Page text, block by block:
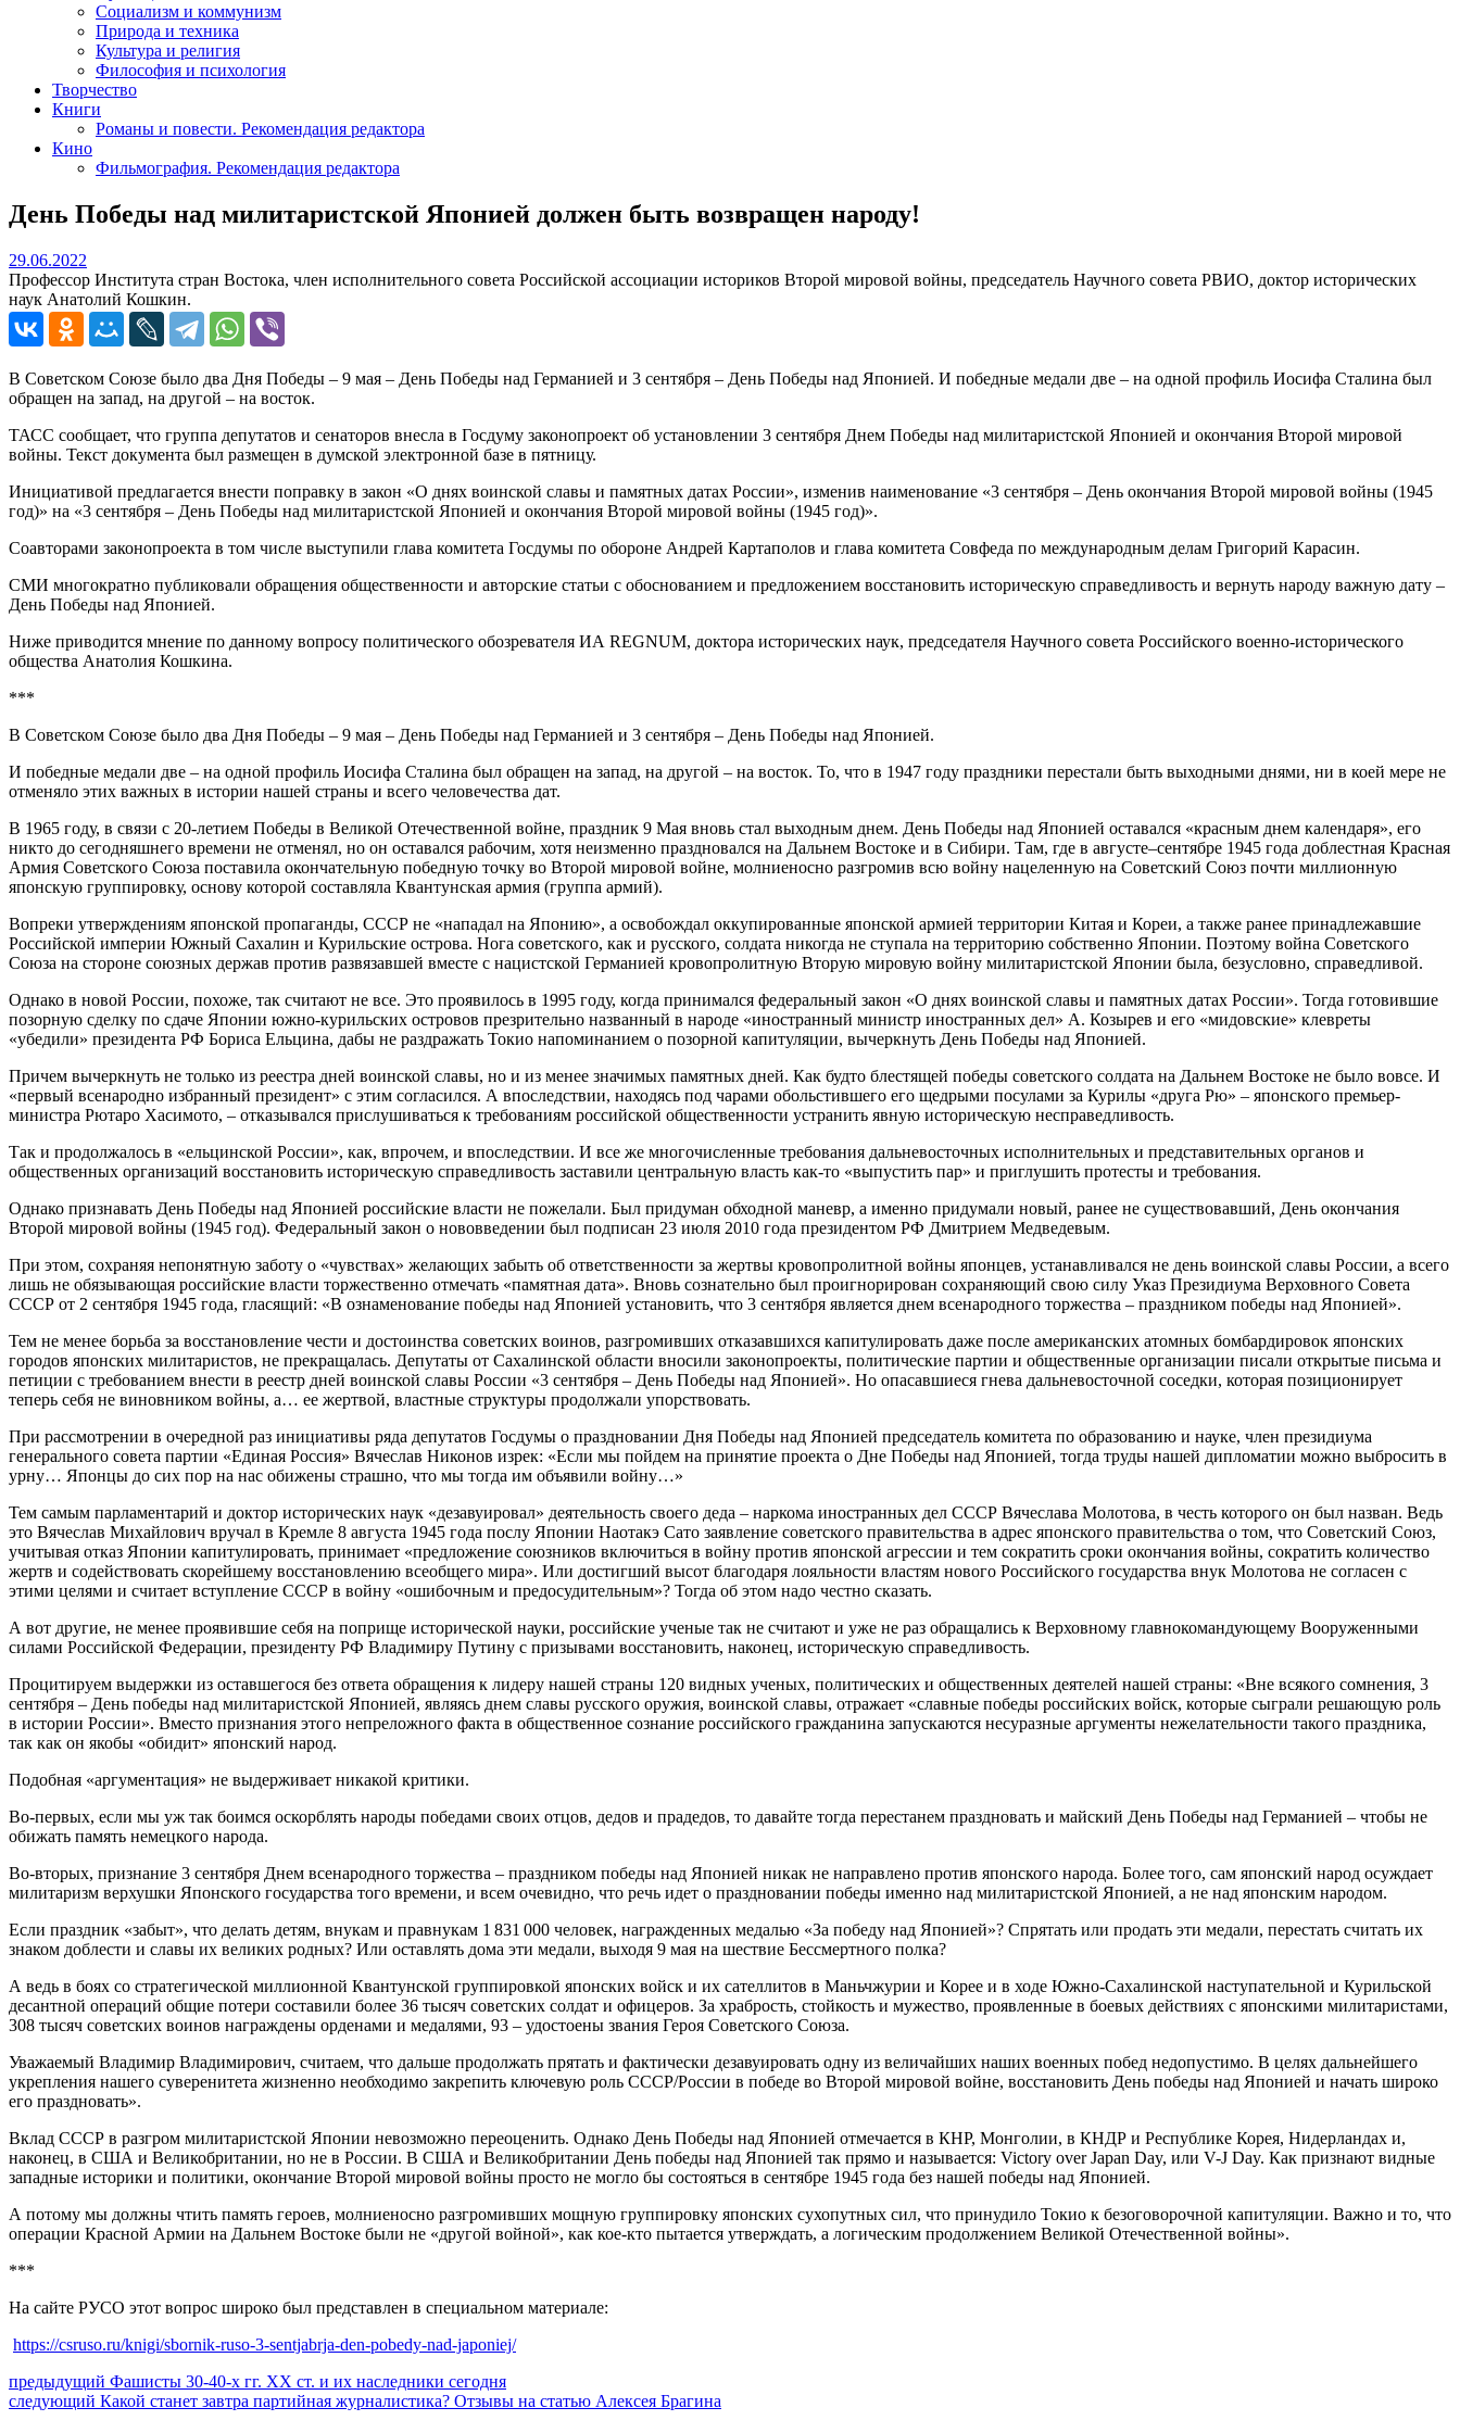
Социализм и коммунизм
Природа и техника
Культура и религия
Философия и психология
Творчество
Книги
Романы и повести. Рекомендация редактора
Кино
Фильмография. Рекомендация редактора
День Победы над милитаристской Японией должен быть возвращен народу!
29.06.2022
Профессор Института стран Востока, член исполнительного совета Российской ассоциации историков Второй мировой войны, председатель Научного совета РВИО, доктор исторических
наук Анатолий Кошкин.
В Советском Союзе было два Дня Победы – 9 мая – День Победы над Германией и 3 сентября – День Победы над Японией. И победные медали две – на одной профиль Иосифа Сталина был
обращен на запад, на другой – на восток.
ТАСС сообщает, что группа депутатов и сенаторов внесла в Госдуму законопроект об установлении 3 сентября Днем Победы над милитаристской Японией и окончания Второй мировой
войны. Текст документа был размещен в думской электронной базе в пятницу.
Инициативой предлагается внести поправку в закон «О днях воинской славы и памятных датах России», изменив наименование «3 сентября – День окончания Второй мировой войны (1945
год)» на «3 сентября – День Победы над милитаристской Японией и окончания Второй мировой войны (1945 год)».
Соавторами законопроекта в том числе выступили глава комитета Госдумы по обороне Андрей Картаполов и глава комитета Совфеда по международным делам Григорий Карасин.
СМИ многократно публиковали обращения общественности и авторские статьи с обоснованием и предложением восстановить историческую справедливость и вернуть народу важную дату –
День Победы над Японией.
Ниже приводится мнение по данному вопросу политического обозревателя ИА REGNUM, доктора исторических наук, председателя Научного совета Российского военно-исторического
общества Анатолия Кошкина.
***
В Советском Союзе было два Дня Победы – 9 мая – День Победы над Германией и 3 сентября – День Победы над Японией.
И победные медали две – на одной профиль Иосифа Сталина был обращен на запад, на другой – на восток. То, что в 1947 году праздники перестали быть выходными днями, ни в коей мере не
отменяло этих важных в истории нашей страны и всего человечества дат.
В 1965 году, в связи с 20-летием Победы в Великой Отечественной войне, праздник 9 Мая вновь стал выходным днем. День Победы над Японией оставался «красным днем календаря», его
никто до сегодняшнего времени не отменял, но он оставался рабочим, хотя неизменно праздновался на Дальнем Востоке и в Сибири. Там, где в августе–сентябре 1945 года доблестная Красная
Армия Советского Союза поставила окончательную победную точку во Второй мировой войне, молниеносно разгромив всю войну нацеленную на Советский Союз почти миллионную
японскую группировку, основу которой составляла Квантунская армия (группа армий).
Вопреки утверждениям японской пропаганды, СССР не «нападал на Японию», а освобождал оккупированные японской армией территории Китая и Кореи, а также ранее принадлежавшие
Российской империи Южный Сахалин и Курильские острова. Нога советского, как и русского, солдата никогда не ступала на территорию собственно Японии. Поэтому война Советского
Союза на стороне союзных держав против развязавшей вместе с нацистской Германией кровопролитную Вторую мировую войну милитаристской Японии была, безусловно, справедливой.
Однако в новой России, похоже, так считают не все. Это проявилось в 1995 году, когда принимался федеральный закон «О днях воинской славы и памятных датах России». Тогда готовившие
позорную сделку по сдаче Японии южно-курильских островов презрительно названный в народе «иностранный министр иностранных дел» А. Козырев и его «мидовские» клевреты
«убедили» президента РФ Бориса Ельцина, дабы не раздражать Токио напоминанием о позорной капитуляции, вычеркнуть День Победы над Японией.
Причем вычеркнуть не только из реестра дней воинской славы, но и из менее значимых памятных дней. Как будто блестящей победы советского солдата на Дальнем Востоке не было вовсе. И
«первый всенародно избранный президент» с этим согласился. А впоследствии, находясь под чарами обольстившего его щедрыми посулами за Курилы «друга Рю» – японского премьер-
министра Рютаро Хасимото, – отказывался прислушиваться к требованиям российской общественности устранить явную историческую несправедливость.
Так и продолжалось в «ельцинской России», как, впрочем, и впоследствии. И все же многочисленные требования дальневосточных исполнительных и представительных органов и
общественных организаций восстановить историческую справедливость заставили центральную власть как-то «выпустить пар» и приглушить протесты и требования.
Однако признавать День Победы над Японией российские власти не пожелали. Был придуман обходной маневр, а именно придумали новый, ранее не существовавший, День окончания
Второй мировой войны (1945 год). Федеральный закон о нововведении был подписан 23 июля 2010 года президентом РФ Дмитрием Медведевым.
При этом, сохраняя непонятную заботу о «чувствах» желающих забыть об ответственности за жертвы кровопролитной войны японцев, устанавливался не день воинской славы России, а всего
лишь не обязывающая российские власти торжественно отмечать «памятная дата». Вновь сознательно был проигнорирован сохраняющий свою силу Указ Президиума Верховного Совета
СССР от 2 сентября 1945 года, гласящий: «В ознаменование победы над Японией установить, что 3 сентября является днем всенародного торжества – праздником победы над Японией».
Тем не менее борьба за восстановление чести и достоинства советских воинов, разгромивших отказавшихся капитулировать даже после американских атомных бомбардировок японских
городов японских милитаристов, не прекращалась. Депутаты от Сахалинской области вносили законопроекты, политические партии и общественные организации писали открытые письма и
петиции с требованием внести в реестр дней воинской славы России «3 сентября – День Победы над Японией». Но опасавшиеся гнева дальневосточной соседки, которая позиционирует
теперь себя не виновником войны, а… ее жертвой, властные структуры продолжали упорствовать.
При рассмотрении в очередной раз инициативы ряда депутатов Госдумы о праздновании Дня Победы над Японией председатель комитета по образованию и науке, член президиума
генерального совета партии «Единая Россия» Вячеслав Никонов изрек: «Если мы пойдем на принятие проекта о Дне Победы над Японией, тогда труды нашей дипломатии можно выбросить в
урну… Японцы до сих пор на нас обижены страшно, что мы тогда им объявили войну…»
Тем самым парламентарий и доктор исторических наук «дезавуировал» деятельность своего деда – наркома иностранных дел СССР Вячеслава Молотова, в честь которого он был назван. Ведь
это Вячеслав Михайлович вручал в Кремле 8 августа 1945 года послу Японии Наотакэ Сато заявление советского правительства в адрес японского правительства о том, что Советский Союз,
учитывая отказ Японии капитулировать, принимает «предложение союзников включиться в войну против японской агрессии и тем сократить сроки окончания войны, сократить количество
жертв и содействовать скорейшему восстановлению всеобщего мира». Или достигший высот благодаря лояльности властям нового Российского государства внук Молотова не согласен с
этими целями и считает вступление СССР в войну «ошибочным и предосудительным»? Тогда об этом надо честно сказать.
А вот другие, не менее проявившие себя на поприще исторической науки, российские ученые так не считают и уже не раз обращались к Верховному главнокомандующему Вооруженными
силами Российской Федерации, президенту РФ Владимиру Путину с призывами восстановить, наконец, историческую справедливость.
Процитируем выдержки из оставшегося без ответа обращения к лидеру нашей страны 120 видных ученых, политических и общественных деятелей нашей страны: «Вне всякого сомнения, 3
сентября – День победы над милитаристской Японией, являясь днем славы русского оружия, воинской славы, отражает «славные победы российских войск, которые сыграли решающую роль
в истории России». Вместо признания этого непреложного факта в общественное сознание российского гражданина запускаются несуразные аргументы нежелательности такого праздника,
так как он якобы «обидит» японский народ.
Подобная «аргументация» не выдерживает никакой критики.
Во-первых, если мы уж так боимся оскорблять народы победами своих отцов, дедов и прадедов, то давайте тогда перестанем праздновать и майский День Победы над Германией – чтобы не
обижать память немецкого народа.
Во-вторых, признание 3 сентября Днем всенародного торжества – праздником победы над Японией никак не направлено против японского народа. Более того, сам японский народ осуждает
милитаризм верхушки Японского государства того времени, и всем очевидно, что речь идет о праздновании победы именно над милитаристской Японией, а не над японским народом.
Если праздник «забыт», что делать детям, внукам и правнукам 1 831 000 человек, награжденных медалью «За победу над Японией»? Спрятать или продать эти медали, перестать считать их
знаком доблести и славы их великих родных? Или оставлять дома эти медали, выходя 9 мая на шествие Бессмертного полка?
А ведь в боях со стратегической миллионной Квантунской группировкой японских войск и их сателлитов в Маньчжурии и Корее и в ходе Южно-Сахалинской наступательной и Курильской
десантной операций общие потери составили более 36 тысяч советских солдат и офицеров. За храбрость, стойкость и мужество, проявленные в боевых действиях с японскими милитаристами,
308 тысяч советских воинов награждены орденами и медалями, 93 – удостоены звания Героя Советского Союза.
Уважаемый Владимир Владимирович, считаем, что дальше продолжать прятать и фактически дезавуировать одну из величайших наших военных побед недопустимо. В целях дальнейшего
укрепления нашего суверенитета жизненно необходимо закрепить ключевую роль СССР/России в победе во Второй мировой войне, восстановить День победы над Японией и начать широко
его праздновать».
Вклад СССР в разгром милитаристской Японии невозможно переоценить. Однако День Победы над Японией отмечается в КНР, Монголии, в КНДР и Республике Корея, Нидерландах и,
наконец, в США и Великобритании, но не в России. В США и Великобритании День победы над Японией так прямо и называется: Victory over Japan Day, или V-J Day. Как признают видные
западные историки и политики, окончание Второй мировой войны просто не могло бы состояться в сентябре 1945 года без нашей победы над Японией.
А потому мы должны чтить память героев, молниеносно разгромивших мощную группировку японских сухопутных сил, что принудило Токио к безоговорочной капитуляции. Важно и то, что
операции Красной Армии на Дальнем Востоке были не «другой войной», как кое-кто пытается утверждать, а логическим продолжением Великой Отечественной войны».
***
На сайте РУСО этот вопрос широко был представлен в специальном материале:
https://csruso.ru/knigi/sbornik-ruso-3-sentjabrja-den-pobedy-nad-japoniej/
Навигация
по
предыдущий Предыдущий
пост:
Фашисты 30-40-х гг. ХХ ст. и их наследники сегодня
следующий Следующее
Какой станет завтра партийная журналистика? Отзывы на статью Алексея Брагина